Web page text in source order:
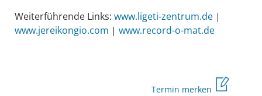
Weiterführende Links: www.ligeti-zentrum.de |
www.jereikongio.com | www.record-o-mat.de
Termin merken